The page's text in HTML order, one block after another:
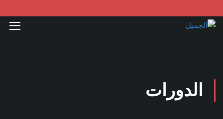
الدورات